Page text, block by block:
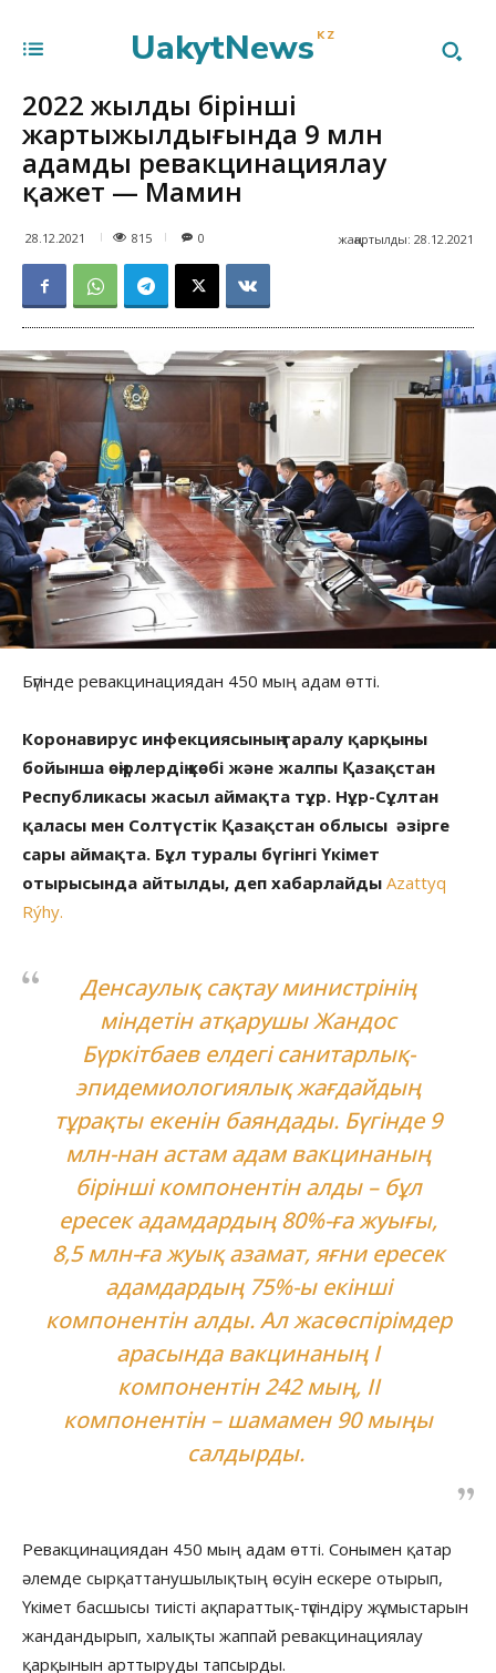
UakytNews KZ
2022 жылдың бірінші
жартыжылдығында 9 млн
адамды ревакцинациялау
қажет — Мамин
28.12.2021 815 жаңартылды: 28.12.2021
0
Бүгінде ревакцинациядан 450 мың адам өтті.
Коронавирус инфекциясының таралу қарқыны
бойынша өңірлердің көбі және жалпы Қазақстан
Республикасы жасыл аймақта тұр. Нұр-Сұлтан
қаласы мен Солтүстік Қазақстан облысы әзірге
сары аймақта. Бұл туралы бүгінгі Үкімет
отырысында айтылды, деп хабарлайды Azattyq
Rýhy.
Денсаулық сақтау министрінің
міндетін атқарушы Жандос
Бүркітбаев елдегі санитарлық-
эпидемиологиялық жағдайдың
тұрақты екенін баяндады. Бүгінде 9
млн-нан астам адам вакцинаның
бірінші компонентін алды – бұл
ересек адамдардың 80%-ға жуығы,
8,5 млн-ға жуық азамат, яғни ересек
адамдардың 75%-ы екінші
компонентін алды. Ал жасөспірімдер
арасында вакцинаның І
компонентін 242 мың, II
компонентін – шамамен 90 мыңы
салдырды.
Ревакцинациядан 450 мың адам өтті. Сонымен қатар
әлемде сырқаттанушылықтың өсуін ескере отырып,
Үкімет басшысы тиісті ақпараттық-түсіндіру жұмыстарын
жандандырып, халықты жаппай ревакцинациялау
қарқынын арттыруды тапсырды.